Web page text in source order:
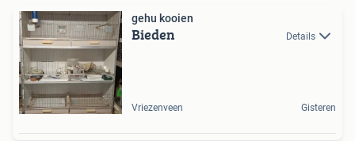
gehu kooien
Bieden Details
Vriezenveen Gisteren